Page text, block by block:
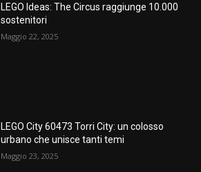
LEGO Ideas: The Circus raggiunge 10.000
sostenitori
Maggio 22, 2025
LEGO City 60473 Torri City: un colosso
urbano che unisce tanti temi
Maggio 23, 2025